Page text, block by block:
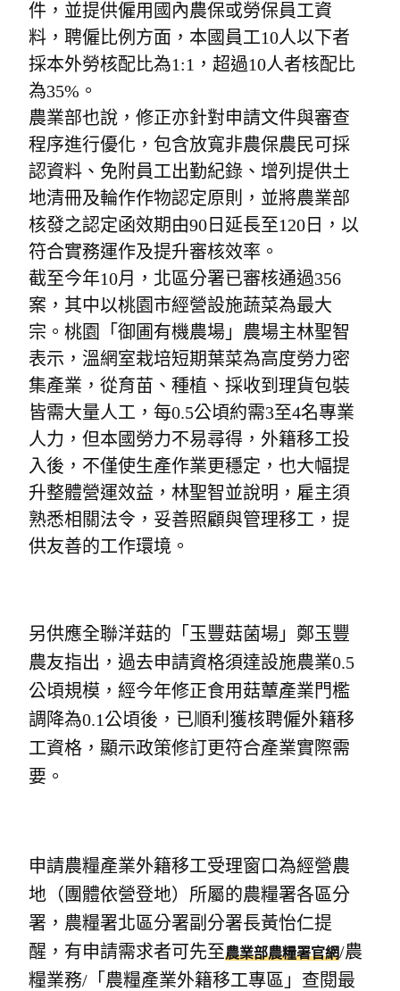
件，並提供僱用國內農保或勞保員工資
料，聘僱比例方面，本國員工10人以下者
採本外勞核配比為1:1，超過10人者核配比
為35%。
農業部也說，修正亦針對申請文件與審查
程序進行優化，包含放寬非農保農民可採
認資料、免附員工出勤紀錄、增列提供土
地清冊及輪作作物認定原則，並將農業部
核發之認定函效期由90日延長至120日，以
符合實務運作及提升審核效率。
截至今年10月，北區分署已審核通過356
案，其中以桃園市經營設施蔬菜為最大
宗。桃園「御圃有機農場」農場主林聖智
表示，溫網室栽培短期葉菜為高度勞力密
集產業，從育苗、種植、採收到理貨包裝
皆需大量人工，每0.5公頃約需3至4名專業
人力，但本國勞力不易尋得，外籍移工投
入後，不僅使生產作業更穩定，也大幅提
升整體營運效益，林聖智並說明，雇主須
熟悉相關法令，妥善照顧與管理移工，提
供友善的工作環境。
另供應全聯洋菇的「玉豐菇菌場」鄭玉豐
農友指出，過去申請資格須達設施農業0.5
公頃規模，經今年修正食用菇蕈產業門檻
調降為0.1公頃後，已順利獲核聘僱外籍移
工資格，顯示政策修訂更符合產業實際需
要。
申請農糧產業外籍移工受理窗口為經營農
地（團體依營登地）所屬的農糧署各區分
署，農糧署北區分署副分署長黃怡仁提
醒，有申請需求者可先至農業部農糧署官網/農
糧業務/「農糧產業外籍移工專區」查閱最